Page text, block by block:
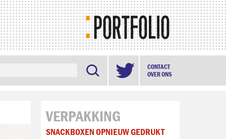

CONTACT
OVER ONS
VERPAKKING
SNACKBOXEN OPNIEUW GEDRUKT